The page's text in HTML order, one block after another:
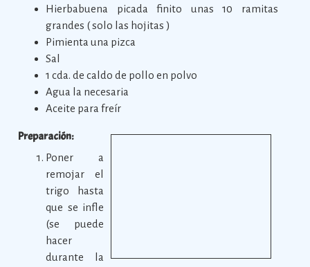
Hierbabuena picada finito unas 10 ramitas
grandes ( solo las hojitas )
Pimienta una pizca
Sal
1 cda. de caldo de pollo en polvo
Agua la necesaria
Aceite para freír
Preparación:
Poner a
remojar el
trigo hasta
que se infle
(se puede
hacer
durante la